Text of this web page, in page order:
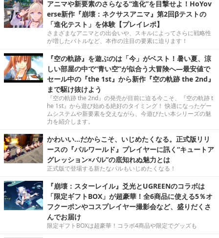
アニマや新要素のさらなる“進化”を目撃せよ！HoYov
erse新作『崩壊：ネクサスアニマ』第2回βテストの
「進化テスト」を体験【プレイレポ】
さまざまなアニマとの出会いや、スキルによってさらに戦略性
が増したバトルなど、本作の注目の要素に迫ります！
『空の軌跡』を遊ぶのは「今」がベスト！暑い夏、涼
しい部屋の中で“青い空”が似合う大冒険へ―最安値で
セール中の『the 1st』から新作『空の軌跡 the 2nd』
まで駆け抜けよう
『空の軌跡 the 2nd』の発売が目前に迫る今こそ、『空の軌跡 t
he 1st』から遊び始める絶好のタイミング！ 快適になったゲー
ムシステムや新要素を交えながら、今遊びたい本シリーズの魅
力を紹介します。
かわいい…だからこそ、いじめたくなる。正式版リリ
ースの『パルワールド』プレイヤーに訊く“キュートア
グレッション×パル”の底知れぬ魅力とは
正式版で登場する新たなパルもいじめたくなる！
『崩壊：スターレイル』爻光とUGREENのコラボは
「限定ギフトBOX」が超豪華！全6商品に使える5％オ
フクーポンやコスプレイヤー撮影会など、盛りだくさ
んでお届け
限定ギフトBOXは超豪華！コラボ4商品や限定でグッズも